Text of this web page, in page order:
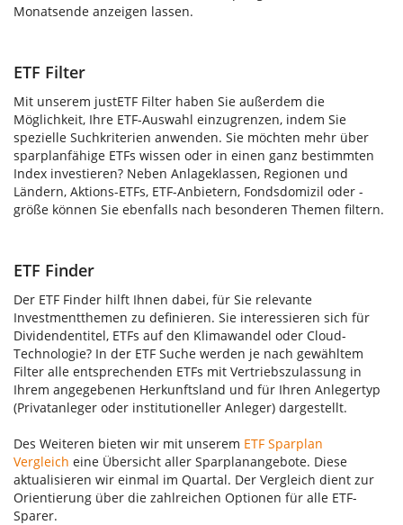
Monatsende anzeigen lassen.
ETF Filter
Mit unserem justETF Filter haben Sie außerdem die
Möglichkeit, Ihre ETF-Auswahl einzugrenzen, indem Sie
spezielle Suchkriterien anwenden. Sie möchten mehr über
sparplanfähige ETFs wissen oder in einen ganz bestimmten
Index investieren? Neben Anlageklassen, Regionen und
Ländern, Aktions-ETFs, ETF-Anbietern, Fondsdomizil oder -
größe können Sie ebenfalls nach besonderen Themen filtern.
ETF Finder
Der ETF Finder hilft Ihnen dabei, für Sie relevante
Investmentthemen zu definieren. Sie interessieren sich für
Dividendentitel, ETFs auf den Klimawandel oder Cloud-
Technologie? In der ETF Suche werden je nach gewähltem
Filter alle entsprechenden ETFs mit Vertriebszulassung in
Ihrem angegebenen Herkunftsland und für Ihren Anlegertyp
(Privatanleger oder institutioneller Anleger) dargestellt.
Des Weiteren bieten wir mit unserem ETF Sparplan
Vergleich eine Übersicht aller Sparplanangebote. Diese
aktualisieren wir einmal im Quartal. Der Vergleich dient zur
Orientierung über die zahlreichen Optionen für alle ETF-
Sparer.